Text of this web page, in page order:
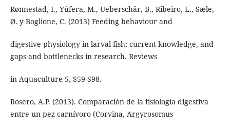
Rønnestad, I., Yúfera, M., Ueberschär, B., Ribeiro, L., Sæle,
Ø. y Boglione, C. (2013) Feeding behaviour and
digestive physiology in larval fish: current knowledge, and
gaps and bottlenecks in research. Reviews
in Aquaculture 5, S59-S98.
Rosero, A.P. (2013). Comparación de la fisiología digestiva
entre un pez carnívoro (Corvina, Argyrosomus